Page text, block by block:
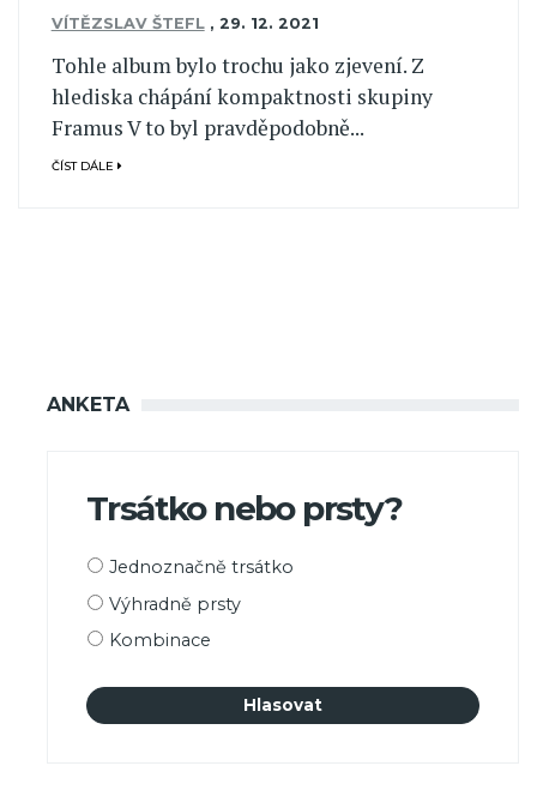
VÍTĚZSLAV ŠTEFL , 29. 12. 2021
Tohle album bylo trochu jako zjevení. Z
hlediska chápání kompaktnosti skupiny
Framus V to byl pravděpodobně...
ČÍST DÁLE
ANKETA
Trsátko nebo prsty?
Možnosti
Jednoznačně trsátko
Výhradně prsty
Kombinace